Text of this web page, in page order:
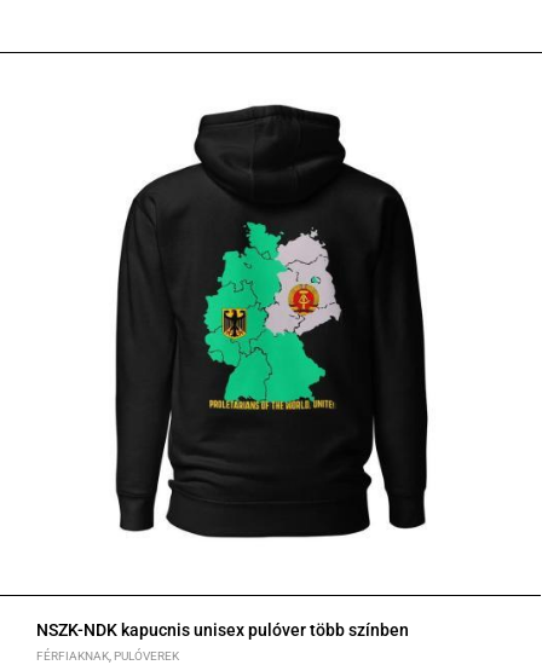
NSZK-NDK kapucnis unisex pulóver több színben
FÉRFIAKNAK PULÓVEREK